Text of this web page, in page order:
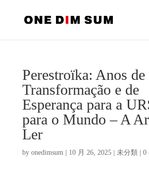
Perestroïka: Anos de
Transformação e de
Esperança para a
para o Mundo – A
Ler
by onedimsum| 10 月 26, 2025| 未分類 0